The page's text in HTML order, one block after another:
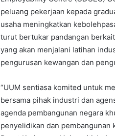
peluang pekerjaan kepada
usaha meningkatkan
turut bertukar pandangan
yang akan menjalani latihan
pengurusan kewangan dan
“UUM sentiasa komited untuk
bersama pihak industri dan
agenda pembangunan negara
penyelidikan dan pembangunan